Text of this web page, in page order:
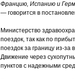
Францию, Испанию и
— говорится в
Министерство
поездок, так как по
поездок за границу из-
Движение через
пунктов с надежными